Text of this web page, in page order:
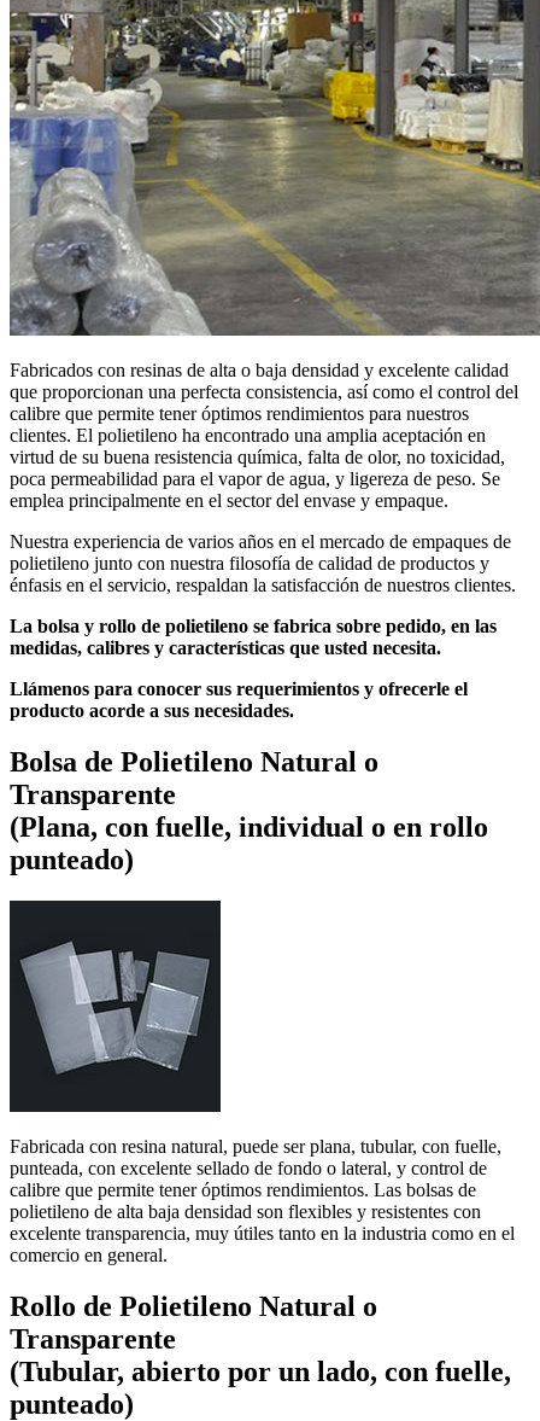
Fabricados con resinas de alta o baja densidad y excelente calidad
que proporcionan una perfecta consistencia, así como el control del
calibre que permite tener óptimos rendimientos para nuestros
clientes. El polietileno ha encontrado una amplia aceptación en
virtud de su buena resistencia química, falta de olor, no toxicidad,
poca permeabilidad para el vapor de agua, y ligereza de peso. Se
emplea principalmente en el sector del envase y empaque.
Nuestra experiencia de varios años en el mercado de empaques de
polietileno junto con nuestra filosofía de calidad de productos y
énfasis en el servicio, respaldan la satisfacción de nuestros clientes.
La bolsa y rollo de polietileno se fabrica sobre pedido, en las
medidas, calibres y características que usted necesita.
Llámenos para conocer sus requerimientos y ofrecerle el
producto acorde a sus necesidades.
Bolsa de Polietileno Natural o
Transparente
(Plana, con fuelle, individual o en rollo
punteado)
Fabricada con resina natural, puede ser plana, tubular, con fuelle,
punteada, con excelente sellado de fondo o lateral, y control de
calibre que permite tener óptimos rendimientos. Las bolsas de
polietileno de alta baja densidad son flexibles y resistentes con
excelente transparencia, muy útiles tanto en la industria como en el
comercio en general.
Rollo de Polietileno Natural o
Transparente
(Tubular, abierto por un lado, con fuelle,
punteado)